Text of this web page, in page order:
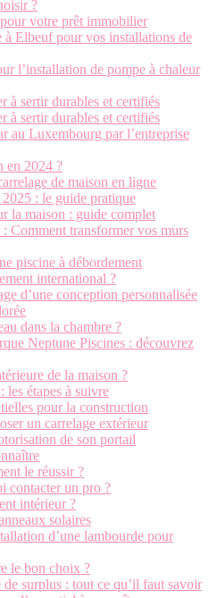
?
votre prêt immobilier
Elbeuf pour vos installations de
l’installation de pompe à chaleur
à sertir durables et certifiés
à sertir durables et certifiés
au Luxembourg par l’entreprise
en 2024 ?
de maison en ligne
: le guide pratique
la maison : guide complet
Comment transformer vos murs
piscine à débordement
international ?
d’une conception personnalisée
dans la chambre ?
Neptune Piscines : découvrez
de la maison ?
les étapes à suivre
pour la construction
un carrelage extérieur
de son portail
le réussir ?
contacter un pro ?
intérieur ?
solaires
d’une lambourde pour
le bon choix ?
surplus : tout ce qu’il faut savoir